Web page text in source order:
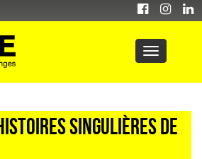
singulières de